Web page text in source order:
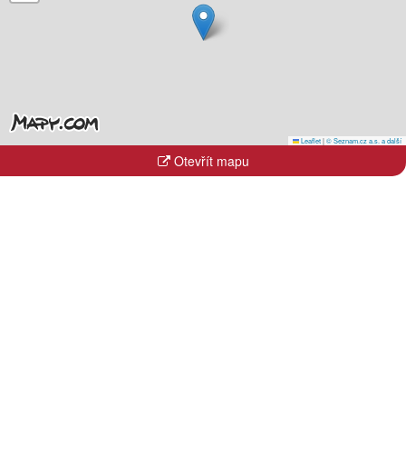
Leaflet|© Seznam.cz a.s. a další
Otevřít mapu